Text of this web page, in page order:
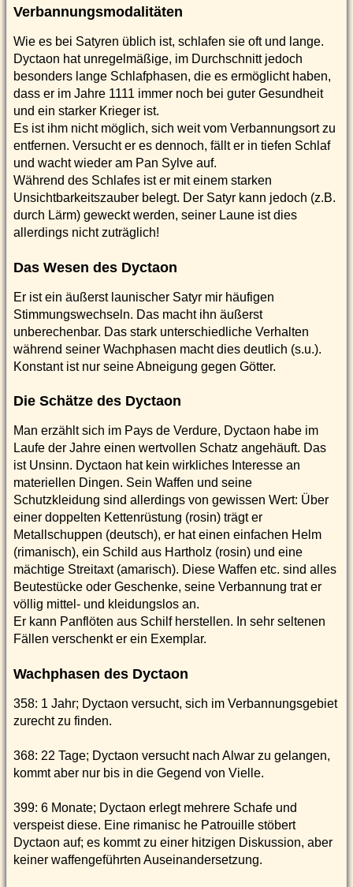
Verbannungsmodalitäten
Wie es bei Satyren üblich ist, schlafen sie oft und lange.
Dyctaon hat unregelmäßige, im Durchschnitt jedoch
besonders lange Schlafphasen, die es ermöglicht haben,
dass er im Jahre 1111 immer noch bei guter Gesundheit
und ein starker Krieger ist.
Es ist ihm nicht möglich, sich weit vom Verbannungsort zu
entfernen. Versucht er es dennoch, fällt er in tiefen Schlaf
und wacht wieder am Pan Sylve auf.
Während des Schlafes ist er mit einem starken
Unsichtbarkeitszauber belegt. Der Satyr kann jedoch (z.B.
durch Lärm) geweckt werden, seiner Laune ist dies
allerdings nicht zuträglich!
Das Wesen des Dyctaon
Er ist ein äußerst launischer Satyr mir häufigen
Stimmungswechseln. Das macht ihn äußerst
unberechenbar. Das stark unterschiedliche Verhalten
während seiner Wachphasen macht dies deutlich (s.u.).
Konstant ist nur seine Abneigung gegen Götter.
Die Schätze des Dyctaon
Man erzählt sich im Pays de Verdure, Dyctaon habe im
Laufe der Jahre einen wertvollen Schatz angehäuft. Das
ist Unsinn. Dyctaon hat kein wirkliches Interesse an
materiellen Dingen. Sein Waffen und seine
Schutzkleidung sind allerdings von gewissen Wert: Über
einer doppelten Kettenrüstung (rosin) trägt er
Metallschuppen (deutsch), er hat einen einfachen Helm
(rimanisch), ein Schild aus Hartholz (rosin) und eine
mächtige Streitaxt (amarisch). Diese Waffen etc. sind alles
Beutestücke oder Geschenke, seine Verbannung trat er
völlig mittel- und kleidungslos an.
Er kann Panflöten aus Schilf herstellen. In sehr seltenen
Fällen verschenkt er ein Exemplar.
Wachphasen des Dyctaon
358: 1 Jahr; Dyctaon versucht, sich im Verbannungsgebiet
zurecht zu finden.
368: 22 Tage; Dyctaon versucht nach Alwar zu gelangen,
kommt aber nur bis in die Gegend von Vielle.
399: 6 Monate; Dyctaon erlegt mehrere Schafe und
verspeist diese. Eine rimanisc he Patrouille stöbert
Dyctaon auf; es kommt zu einer hitzigen Diskussion, aber
keiner waffengeführten Auseinandersetzung.